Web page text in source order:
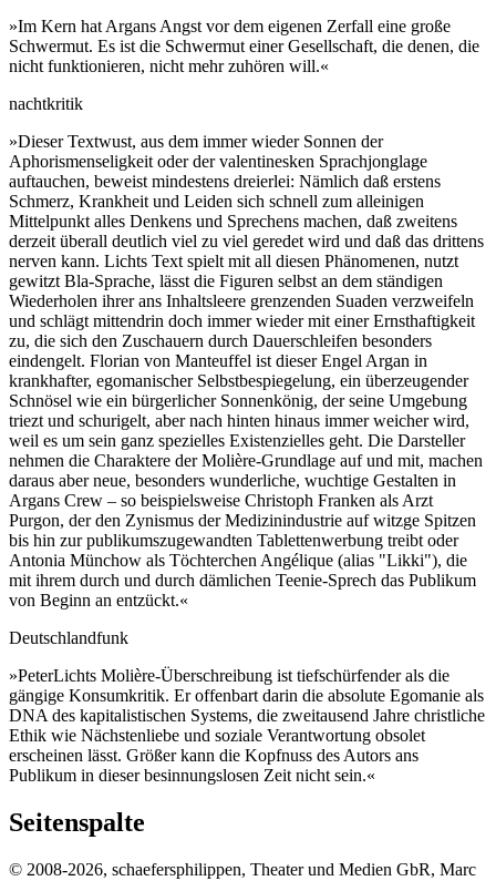
»Im Kern hat Argans Angst vor dem eigenen Zerfall eine große
Schwermut. Es ist die Schwermut einer Gesellschaft, die denen, die
nicht funktionieren, nicht mehr zuhören will.«
nachtkritik
»Dieser Textwust, aus dem immer wieder Sonnen der
Aphorismenseligkeit oder der valentinesken Sprachjonglage
auftauchen, beweist mindestens dreierlei: Nämlich daß erstens
Schmerz, Krankheit und Leiden sich schnell zum alleinigen
Mittelpunkt alles Denkens und Sprechens machen, daß zweitens
derzeit überall deutlich viel zu viel geredet wird und daß das drittens
nerven kann. Lichts Text spielt mit all diesen Phänomenen, nutzt
gewitzt Bla-Sprache, lässt die Figuren selbst an dem ständigen
Wiederholen ihrer ans Inhaltsleere grenzenden Suaden verzweifeln
und schlägt mittendrin doch immer wieder mit einer Ernsthaftigkeit
zu, die sich den Zuschauern durch Dauerschleifen besonders
eindengelt. Florian von Manteuffel ist dieser Engel Argan in
krankhafter, egomanischer Selbstbespiegelung, ein überzeugender
Schnösel wie ein bürgerlicher Sonnenkönig, der seine Umgebung
triezt und schurigelt, aber nach hinten hinaus immer weicher wird,
weil es um sein ganz spezielles Existenzielles geht. Die Darsteller
nehmen die Charaktere der Molière-Grundlage auf und mit, machen
daraus aber neue, besonders wunderliche, wuchtige Gestalten in
Argans Crew – so beispielsweise Christoph Franken als Arzt
Purgon, der den Zynismus der Medizinindustrie auf witzge Spitzen
bis hin zur publikumszugewandten Tablettenwerbung treibt oder
Antonia Münchow als Töchterchen Angélique (alias "Likki"), die
mit ihrem durch und durch dämlichen Teenie-Sprech das Publikum
von Beginn an entzückt.«
Deutschlandfunk
»PeterLichts Molière-Überschreibung ist tiefschürfender als die
gängige Konsumkritik. Er offenbart darin die absolute Egomanie als
DNA des kapitalistischen Systems, die zweitausend Jahre christliche
Ethik wie Nächstenliebe und soziale Verantwortung obsolet
erscheinen lässt. Größer kann die Kopfnuss des Autors ans
Publikum in dieser besinnungslosen Zeit nicht sein.«
Seitenspalte
© 2008-2026, schaefersphilippen, Theater und Medien GbR, Marc